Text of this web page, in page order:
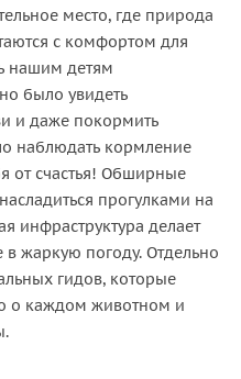
место, где природа
с комфортом для
нашим детям
было увидеть
и даже покормить
наблюдать кормление
от счастья! Обширные
прогулками на
инфраструктура делает
жаркую погоду. Отдельно
гидов, которые
о каждом животном и